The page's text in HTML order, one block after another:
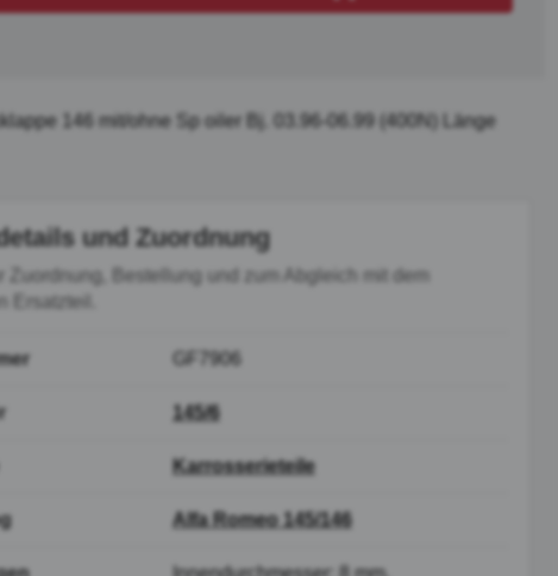
146 mit/ohne Sp oiler Bj. 03.96-06.99 (400N) Länge
und Zuordnung
Zuordnung, Bestellung und zum Abgleich mit dem
Ersatzteil.
GF7906
145/6
Karrosserieteile
Alfa Romeo 145/146